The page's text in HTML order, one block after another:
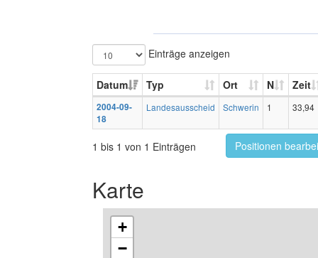
Einträge anzeigen
Datum Typ Ort N Zeit
2004-09-
18
Landesausscheid Schwerin 1 33,94
1 bis 1 von 1 Einträgen Positionen
Karte
+
−